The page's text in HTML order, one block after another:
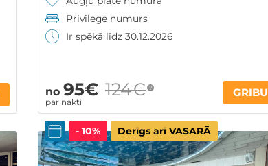
Privilege numurs
Ir spēkā līdz 30.12.2026
no 95€
par nakti
124€ ? GRIBU
- 10% Derīgs arī VASARĀ